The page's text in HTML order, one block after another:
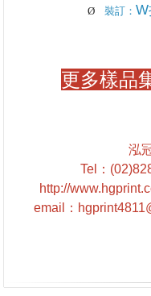
Ø 裝訂： W
更多樣品
泓
Tel
：
http://
email
：